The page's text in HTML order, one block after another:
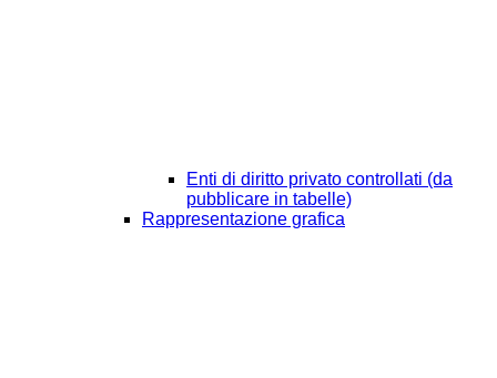
Enti di diritto privato controllati (da
pubblicare in tabelle)
Rappresentazione grafica